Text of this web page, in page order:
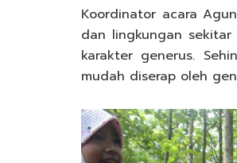
Koordinator acara
dan lingkungan
karakter generus.
mudah diserap oleh